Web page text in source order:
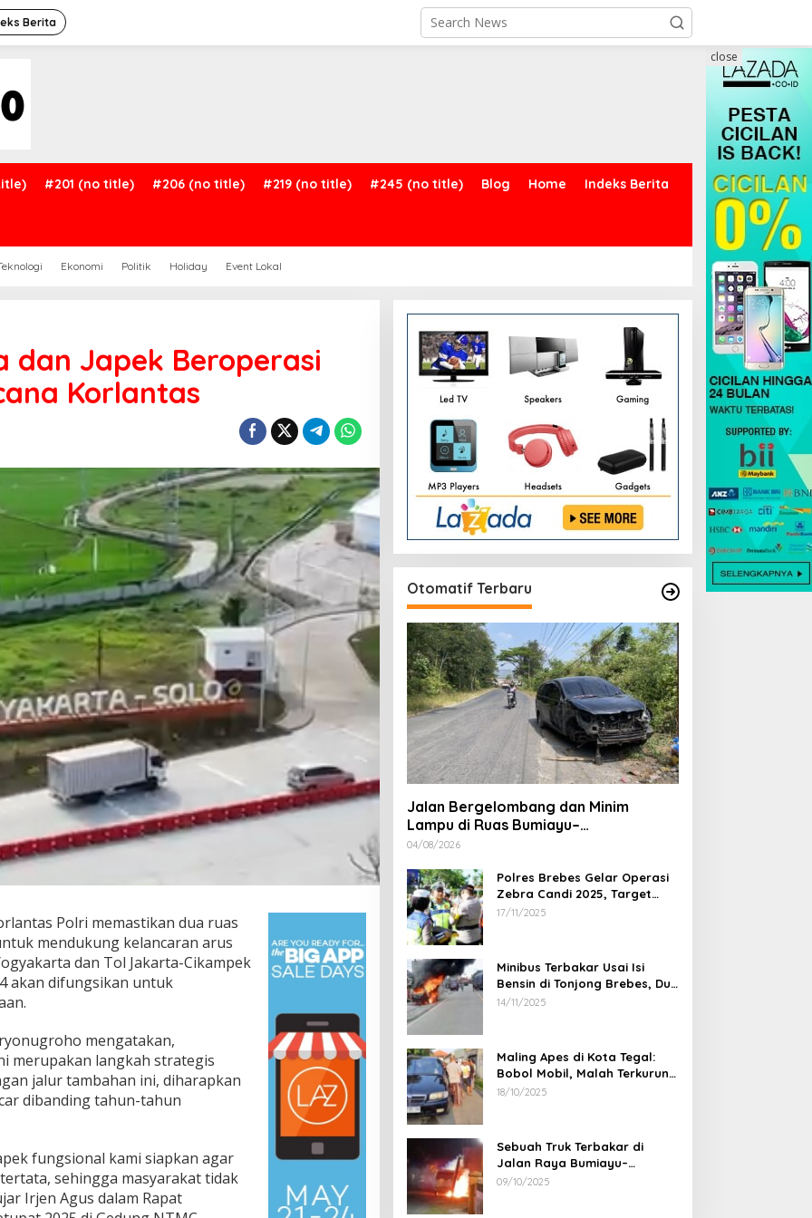
Berita
#201 (no title) #206 (no title) #219 (no title) #245 (no title) Blog Home Indeks Berita
Ekonomi Politik Holiday Event Lokal
close
dan Japek Beroperasi
Korlantas
Polri memastikan dua ruas
mendukung kelancaran arus
dan Tol Jakarta-Cikampek
akan difungsikan untuk
mengatakan,
merupakan langkah strategis
jalur tambahan ini, diharapkan
dibanding tahun-tahun
fungsional kami siapkan agar
sehingga masyarakat tidak
Irjen Agus dalam Rapat
Otomatif Terbaru
Jalan Bergelombang dan Minim
Lampu di Ruas Bumiayu–
Bantarkawung Telan Korban, Innova
04/08/2026
Polres Brebes Gelar Operasi
Zebra Candi 2025, Target
Turunkan Kecelakaan dan
17/11/2025
Minibus Terbakar Usai Isi
Bensin di Tonjong Brebes, Dua
Penumpang Luka Bakar
14/11/2025
Maling Apes di Kota Tegal:
Bobol Mobil, Malah Terkurung
Sendiri di Dalamnya
18/10/2025
Sebuah Truk Terbakar di
Jalan Raya Bumiayu–
Bantarkawung, Diduga Akibat
09/10/2025
Pegiat Pemekaran Brebes Selatan
30 Profesor Resmi Perkuat